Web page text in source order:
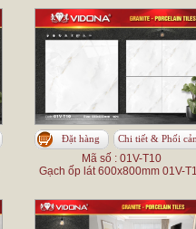
Đặt hàng Chi tiết & Phối
Mã số : 01V-T10
Gạch ốp lát 600x800mm 01V-